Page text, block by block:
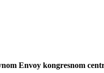
Envoy kongresnom